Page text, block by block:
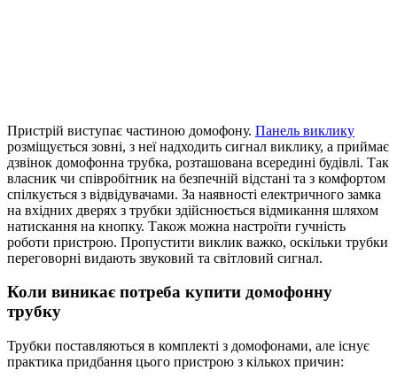
Пристрій виступає частиною домофону. Панель виклику
розміщується зовні, з неї надходить сигнал виклику, а приймає
дзвінок домофонна трубка, розташована всередині будівлі. Так
власник чи співробітник на безпечній відстані та з комфортом
спілкується з відвідувачами. За наявності електричного замка
на вхідних дверях з трубки здійснюється відмикання шляхом
натискання на кнопку. Також можна настроїти гучність
роботи пристрою. Пропустити виклик важко, оскільки трубки
переговорні видають звуковий та світловий сигнал.
Коли виникає потреба купити домофонну
трубку
Трубки поставляються в комплекті з домофонами, але існує
практика придбання цього пристрою з кількох причин: